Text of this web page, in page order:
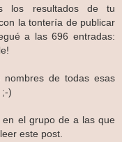
los resultados de tu
la tontería de publicar
a las 696 entradas:
de todas esas
)
el grupo de a las que
este post.